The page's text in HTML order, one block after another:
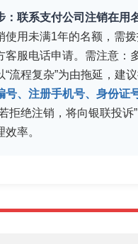
：联系支付公司注销在用
使用未满1年的名额，需
客服电话申请。需注意：
“流程复杂”为由拖延，建
号、注册手机号、身份证
拒绝注销，将向银联投诉
效率。